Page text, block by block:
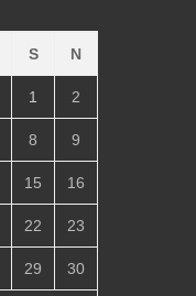
S N
1 2
8 9
15 16
22 23
29 30